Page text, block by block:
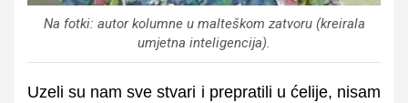
Na fotki: autor kolumne u malteškom zatvoru (kreirala
umjetna inteligencija).
Uzeli su nam sve stvari i prepratili u ćelije, nisam